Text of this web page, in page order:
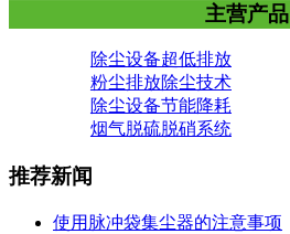
主营产品
除尘设备超低排放
粉尘排放除尘技术
除尘设备节能降耗
烟气脱硫脱硝系统
推荐新闻
使用脉冲袋集尘器的注意事项